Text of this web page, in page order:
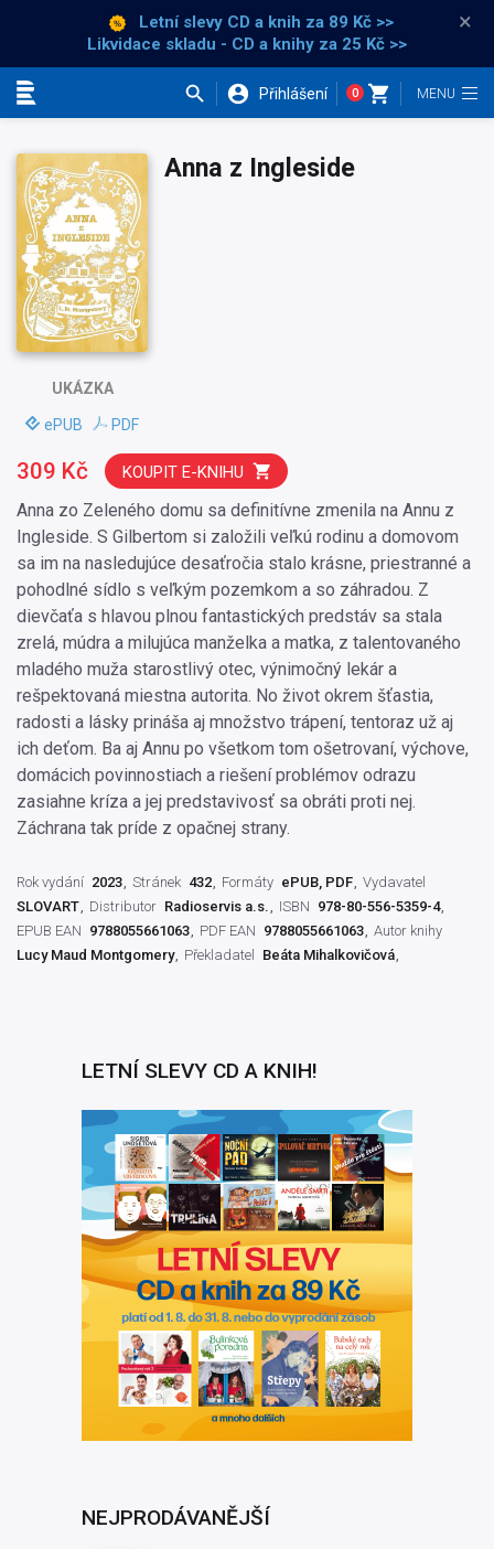
Letní slevy CD a knih za 89 Kč >>
Likvidace skladu - CD a knihy za 25 Kč >>
×
Přihlášení 0
UKÁZKA
ePUB PDF
Anna z Ingleside
Anna zo Zeleného domu sa definitívne zmenila na Annu z
Ingleside. S Gilbertom si založili veľkú rodinu a domovom
sa im na nasledujúce desaťročia stalo krásne, priestranné a
pohodlné sídlo s veľkým pozemkom a so záhradou. Z
dievčaťa s hlavou plnou fantastických predstáv sa stala
zrelá, múdra a milujúca manželka a matka, z talentovaného
mladého muža starostlivý otec, výnimočný lekár a
rešpektovaná miestna autorita. No život okrem šťastia,
radosti a lásky prináša aj množstvo trápení, tentoraz už aj
ich deťom. Ba aj Annu po všetkom tom ošetrovaní, výchove,
domácich povinnostiach a riešení problémov odrazu
zasiahne kríza a jej predstavivosť sa obráti proti nej.
Záchrana tak príde z opačnej strany.
309 Kč KOUPIT E-KNIHU
Rok vydání 2023 Stránek 432 Formáty ePUB, PDF Vydavatel
SLOVART
Distributor Radioservis a.s. ISBN 978-80-556-5359-4
EPUB EAN 9788055661063 PDF EAN 9788055661063 Autor knihy
Lucy Maud Montgomery
Překladatel Beáta Mihalkovičová
LETNÍ SLEVY CD A KNIH!
NEJPRODÁVANĚJŠÍ